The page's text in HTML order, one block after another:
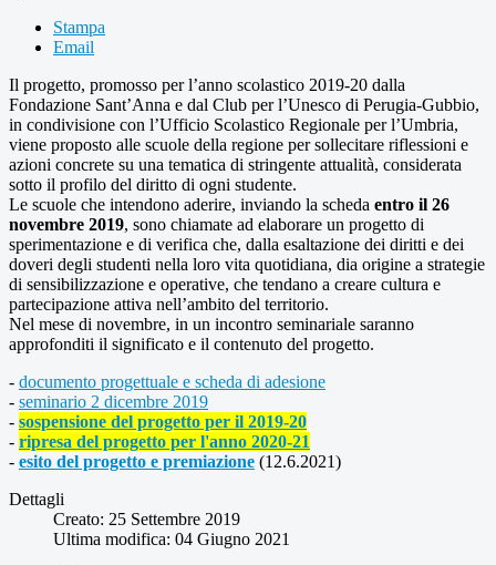
Stampa
Email
Il progetto, promosso per l’anno scolastico 2019-20 dalla
Fondazione Sant’Anna e dal Club per l’Unesco di Perugia-Gubbio,
in condivisione con l’Ufficio Scolastico Regionale per l’Umbria,
viene proposto alle scuole della regione per sollecitare riflessioni e
azioni concrete su una tematica di stringente attualità, considerata
sotto il profilo del diritto di ogni studente.
Le scuole che intendono aderire, inviando la scheda entro il 26
novembre 2019, sono chiamate ad elaborare un progetto di
sperimentazione e di verifica che, dalla esaltazione dei diritti e dei
doveri degli studenti nella loro vita quotidiana, dia origine a strategie
di sensibilizzazione e operative, che tendano a creare cultura e
partecipazione attiva nell’ambito del territorio.
Nel mese di novembre, in un incontro seminariale saranno
approfonditi il significato e il contenuto del progetto.
- documento progettuale e scheda di adesione
- seminario 2 dicembre 2019
- sospensione del progetto per il 2019-20
- ripresa del progetto per l'anno 2020-21
- esito del progetto e premiazione (12.6.2021)
Dettagli
Creato: 25 Settembre 2019
Ultima modifica: 04 Giugno 2021